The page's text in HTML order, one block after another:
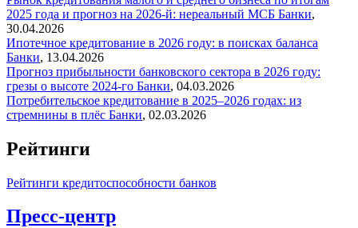
2025 года и прогноз на 2026-й: нереальный МСБ Банки,
30.04.2026
Ипотечное кредитование в 2026 году: в поисках баланса
Банки, 13.04.2026
Прогноз прибыльности банковского сектора в 2026 году:
грезы о высоте 2024-го Банки, 04.03.2026
Потребительское кредитование в 2025–2026 годах: из
стремнины в плёс Банки, 02.03.2026
Рейтинги
Рейтинги кредитоспособности банков
Пресс-центр